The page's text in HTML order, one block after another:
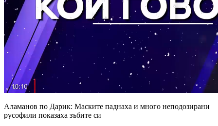
Аламанов по Дарик: Маските паднаха и много неподозирани
русофили показаха зъбите си